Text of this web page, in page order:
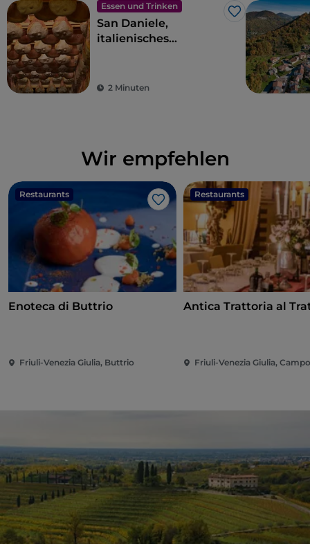
Essen und Trinken
Like
San Daniele,
italienisches
2 Minuten
Wir empfehlen
Restaurants
Like
Enoteca di Buttrio
Friuli-Venezia Giulia, Buttrio
Restaurants
Antica Trattoria al
Friuli-Venezia Giulia,